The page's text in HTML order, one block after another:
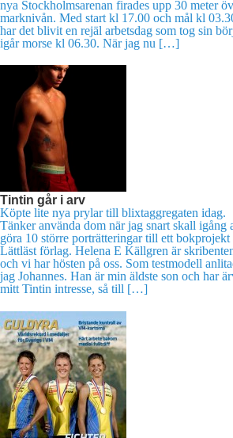
nya Stockholmsarenan firades upp 30 meter
marknivån. Med start kl 17.00 och mål kl
har det blivit en rejäl arbetsdag som tog sin
igår morse kl 06.30. När jag nu […]
Tintin går i arv
Köpte lite nya prylar till blixtaggregaten idag.
Tänker använda dom när jag snart skall igång
göra 10 större porträtteringar till ett
Lättläst förlag. Helena E Källgren är
och vi har hösten på oss. Som testmodell
jag Johannes. Han är min äldste son och har
mitt Tintin intresse, så till […]